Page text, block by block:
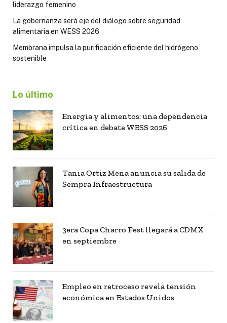
liderazgo femenino
La gobernanza será eje del diálogo sobre seguridad
alimentaria en WESS 2026
Membrana impulsa la purificación eficiente del hidrógeno
sostenible
Lo último
Energía y alimentos: una dependencia
crítica en debate WESS 2026
Tania Ortiz Mena anuncia su salida de
Sempra Infraestructura
3era Copa Charro Fest llegará a CDMX
en septiembre
Empleo en retroceso revela tensión
económica en Estados Unidos